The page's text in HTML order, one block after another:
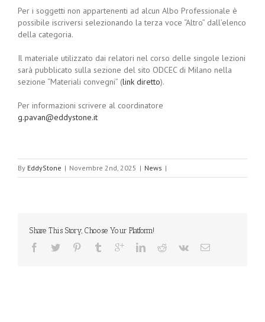
Per i soggetti non appartenenti ad alcun Albo Professionale è
possibile iscriversi selezionando la terza voce “Altro” dall’elenco
della categoria.
Il materiale utilizzato dai relatori nel corso delle singole lezioni
sarà pubblicato sulla sezione del sito ODCEC di Milano nella
sezione “Materiali convegni” (link diretto).
Per informazioni scrivere al coordinatore
g.pavan@eddystone.it
By EddyStone | Novembre 2nd, 2025 | News |
Share This Story, Choose Your Platform!